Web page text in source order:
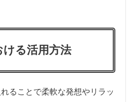
る活用方法
ることで柔軟な発想やリラッ